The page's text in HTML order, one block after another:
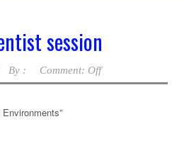
session
By : Comment: Off